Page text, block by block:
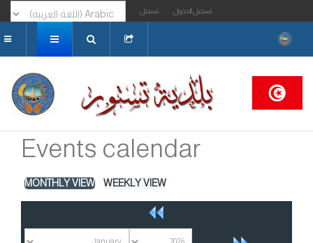
تسجيل الدخول تسجيل
البحث...
Events calendar
MONTHLY VIEW WEEKLY VIEW